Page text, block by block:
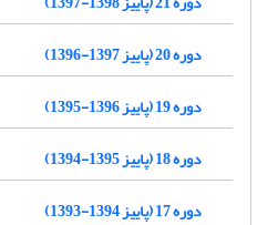
دوره 20 (پاییز 1397-1396)
دوره 19 (پاییز 1396-1395)
دوره 18 (پاییز 1395-1394)
دوره 17 (پاییز 1394-1393)